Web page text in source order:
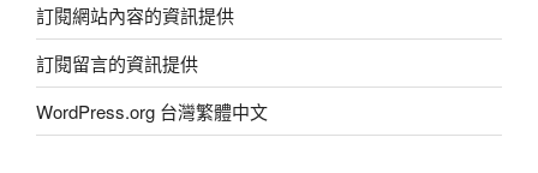
訂閱網站內容的資訊提供
訂閱留言的資訊提供
WordPress.org 台灣繁體中文